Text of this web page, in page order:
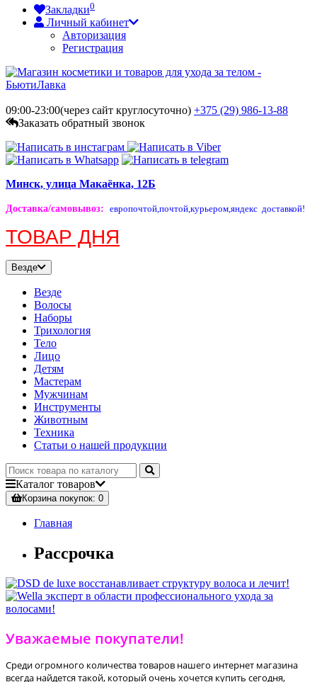
Закладки0
Личный кабинет
Авторизация
Регистрация
09:00-23:00(через сайт круглосуточно) +375 (29) 986-13-88
Заказать обратный звонок
Минск, улица Макаёнка, 12Б
Доставка/самовывоз: европочтой,почтой,курьером,яндекс доставкой!
ТОВАР ДНЯ
Везде
Везде
Волосы
Наборы
Трихология
Тело
Лицо
Детям
Мастерам
Мужчинам
Инструменты
Животным
Техника
Статьи о нашей продукции
Каталог товаров
Корзинапокупок: 0
Главная
Рассрочка
Уважаемые покупатели!
Среди огромного количества товаров нашего интернет магазина
всегда найдется такой, который очень хочется купить сегодня,